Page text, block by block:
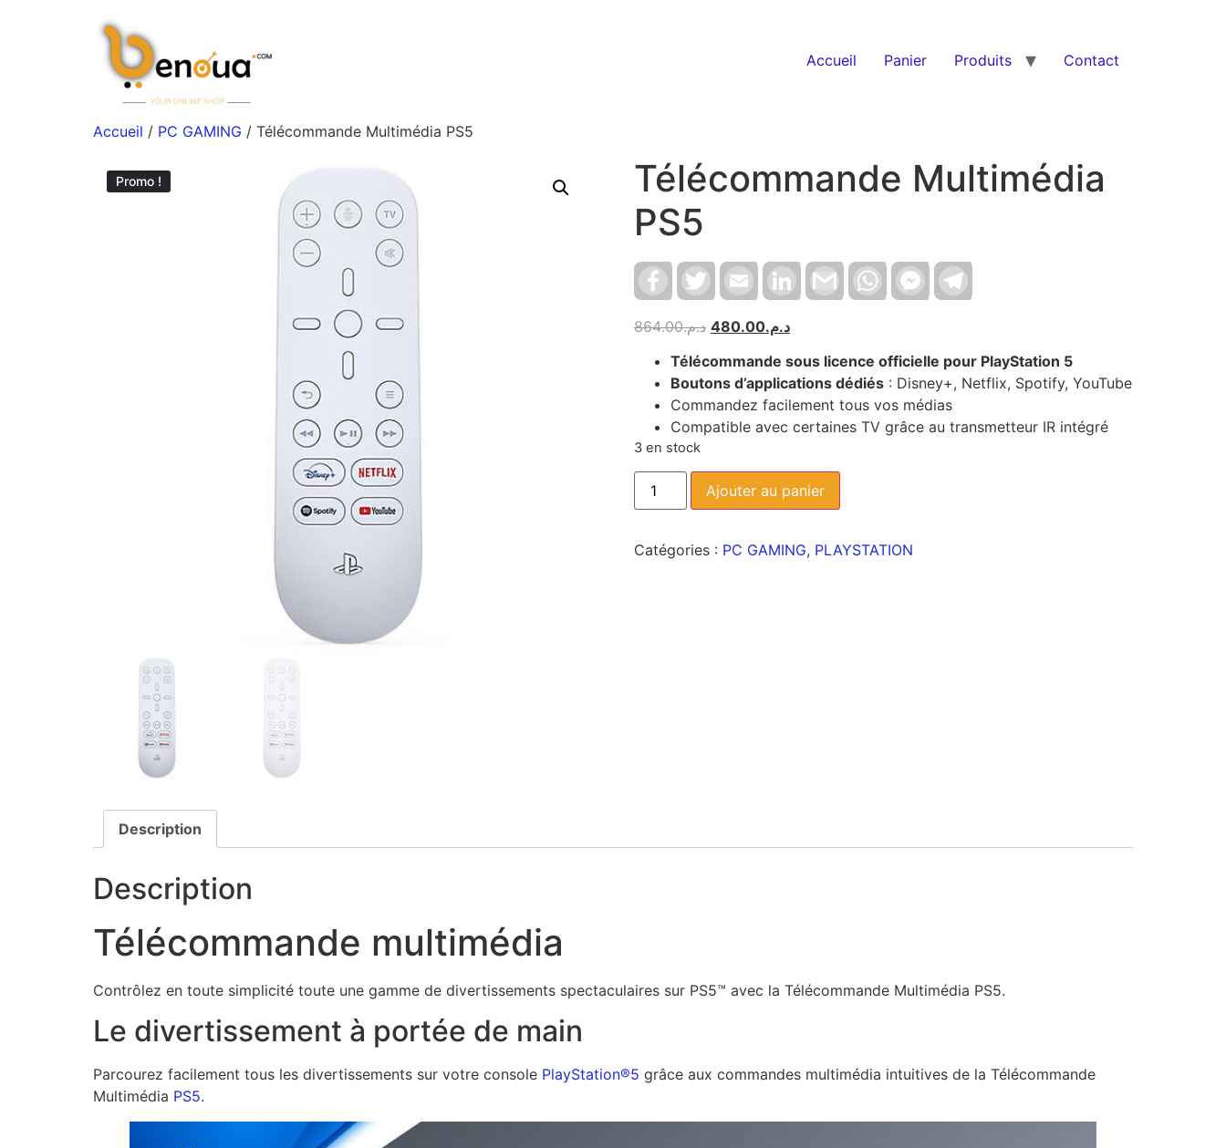
Accueil Panier Produits Contact
Accueil / PC GAMING / Télécommande Multimédia PS5
Promo !
Télécommande Multimédia
PS5
FacebookTwitter Email LinkedInGmail WhatsAppFacebook
Messenger
د.م.864.00 د.م.480.00
Télécommande sous licence officielle pour PlayStation 5
Boutons d’applications dédiés: Disney+, Netflix, Spotify, YouTube
Commandez facilement tous vos médias
Compatible avec certaines TV grâce au transmetteur IR intégré
3 en stock
Ajouter au panier
Catégories : PC GAMING, PLAYSTATION
Description
Description
Télécommande multimédia
Contrôlez en toute simplicité toute une gamme de divertissements spectaculaires sur PS5™ avec la Télécommande Multimédia PS5.
Le divertissement à portée de main
Parcourez facilement tous les divertissements sur votre console PlayStation®5 grâce aux commandes multimédia intuitives de la Télécommande
Multimédia PS5.